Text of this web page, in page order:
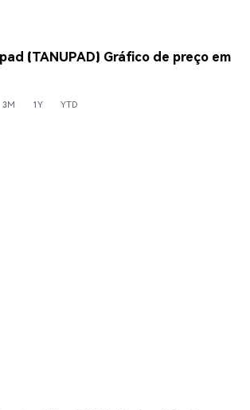
(TANUPAD) Gráfico de preço em
3M 1Y YTD